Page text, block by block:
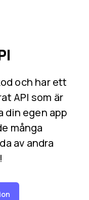
och har ett
API som är
din egen app
många
av andra